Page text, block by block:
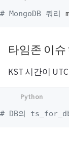
# MongoDB 쿼리
타임존 이슈
KST 시간이
# DB의 ts_for_db